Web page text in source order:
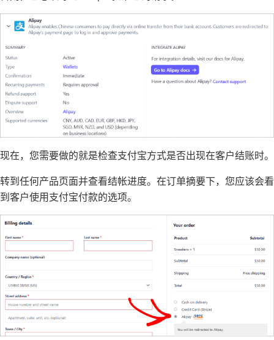
现在，您需要做的就是检查支付宝方式是否出现在客户结账时。
转到任何产品页面并查看结帐进度。在订单摘要下，您应该会看
到客户使用支付宝付款的选项。